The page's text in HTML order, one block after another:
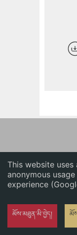
This website
anonymous
experience
མོས་མཐུན་མི་བྱེད།